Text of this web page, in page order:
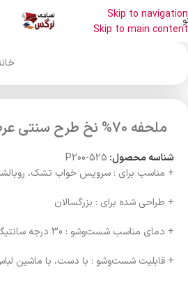
Skip to navigation
Skip to main content
ملحفه 70% نخ طرح سنتی عرض 2 کد 525
شناسه محصول: P200-525
+ مناسب برای : سرویس خواب تشک،
+ طراحی شده برای : بزرگسالان
+ دمای مناسب شست‌وشو : 30 درجه سانتیگراد
+ قابلیت شست‌وشو : با دست، با ماشین